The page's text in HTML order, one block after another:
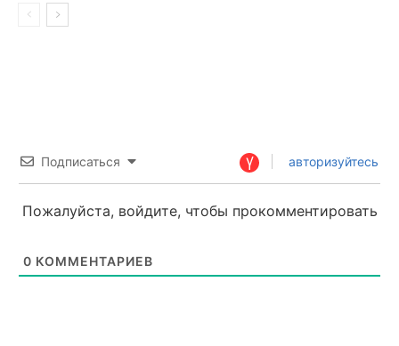
Подписаться авторизуйтесь
Пожалуйста, войдите, чтобы прокомментировать
0 КОММЕНТАРИЕВ